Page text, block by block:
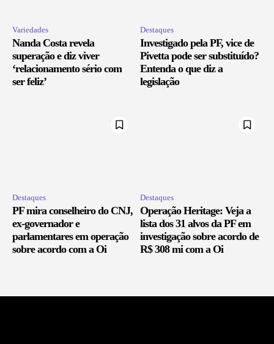
Variedades
Nanda Costa revela
superação e diz viver
‘relacionamento sério com
ser feliz’
Destaques
Investigado pela PF, vice de
Pivetta pode ser substituído?
Entenda o que diz a
legislação
Destaques
PF mira conselheiro do CNJ,
ex-governador e
parlamentares em operação
sobre acordo com a Oi
Destaques
Operação Heritage: Veja a
lista dos 31 alvos da PF em
investigação sobre acordo de
R$ 308 mi com a Oi